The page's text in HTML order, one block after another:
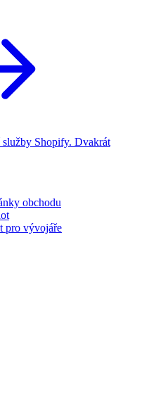
Shopify. Dvakrát
obchodu
pro vývojáře